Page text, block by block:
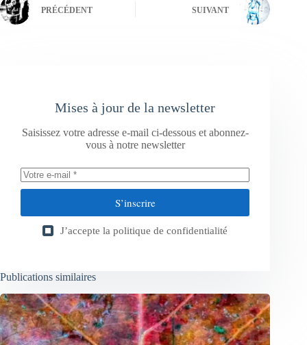
PRÉCÉDENT SUIVANT
Mises à jour de la newsletter
Saisissez votre adresse e-mail ci-dessous et abonnez-
vous à notre newsletter
S’inscrire
J’accepte la politique de confidentialité
Publications similaires